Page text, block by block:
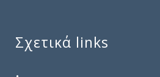
Σχετικά links
.